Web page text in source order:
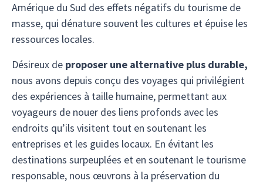
Amérique du Sud des effets négatifs du tourisme de
masse, qui dénature souvent les cultures et épuise les
ressources locales.
Désireux de proposer une alternative plus durable,
nous avons depuis conçu des voyages qui privilégient
des expériences à taille humaine, permettant aux
voyageurs de nouer des liens profonds avec les
endroits qu’ils visitent tout en soutenant les
entreprises et les guides locaux. En évitant les
destinations surpeuplées et en soutenant le tourisme
responsable, nous œuvrons à la préservation du